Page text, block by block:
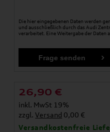
Die hier eingegebenen Daten werden
und ausschließlich durch das Audi
verarbeitet. Eine Weitergabe der Daten
26,90 €
inkl. MwSt 19%
zzgl.Versand 0,00 €
Versandkostenfreie